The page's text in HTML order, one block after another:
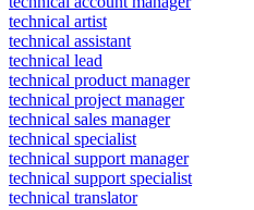
technical artist
technical assistant
technical lead
technical product manager
technical project manager
technical sales manager
technical specialist
technical support manager
technical support specialist
technical translator